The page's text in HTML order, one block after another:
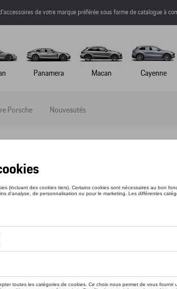
de votre marque préférée sous forme de catalogue à
Panamera Macan Cayenne
Porsche Nouveautés
– MARTINI RACING®
concessionnaire pour commander
pour s'asseoir dessus – Le baril de pétrole raffiné de qualité
ce qui rend ce siège-baril adapté tant à l'intérieur